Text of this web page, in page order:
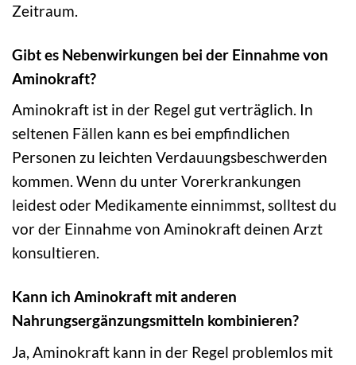
Zeitraum.
Gibt es Nebenwirkungen bei der Einnahme von
Aminokraft?
Aminokraft ist in der Regel gut verträglich. In
seltenen Fällen kann es bei empfindlichen
Personen zu leichten Verdauungsbeschwerden
kommen. Wenn du unter Vorerkrankungen
leidest oder Medikamente einnimmst, solltest du
vor der Einnahme von Aminokraft deinen Arzt
konsultieren.
Kann ich Aminokraft mit anderen
Nahrungsergänzungsmitteln kombinieren?
Ja, Aminokraft kann in der Regel problemlos mit